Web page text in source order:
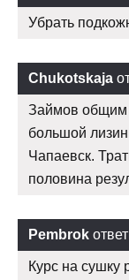
Убрать
Chukotskaja
Займов общим
большой
Чапаевск.
половина
Pembrok
Курс на сушку